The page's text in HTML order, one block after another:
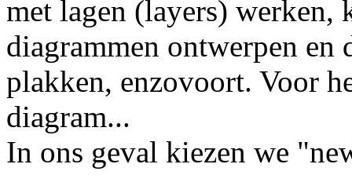
met lagen (layers) werken,
diagrammen ontwerpen en
plakken, enzovoort. Voor
diagram...
In ons geval kiezen we